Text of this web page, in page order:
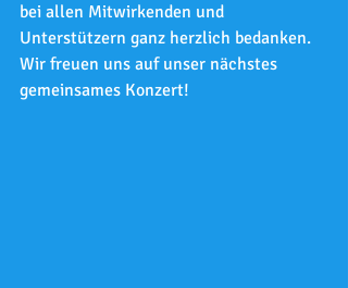
bei allen Mitwirkenden und
Unterstützern ganz herzlich bedanken.
Wir freuen uns auf unser nächstes
gemeinsames Konzert!